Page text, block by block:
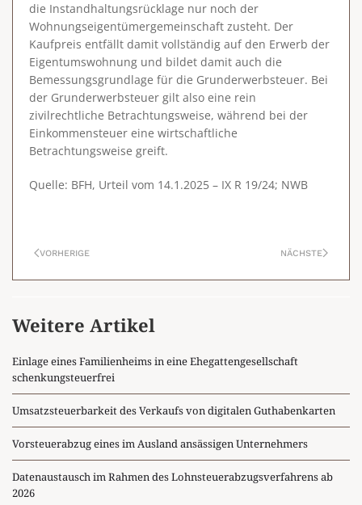
die Instandhaltungsrücklage nur noch der
Wohnungseigentümergemeinschaft zusteht. Der
Kaufpreis entfällt damit vollständig auf den Erwerb der
Eigentumswohnung und bildet damit auch die
Bemessungsgrundlage für die Grunderwerbsteuer. Bei
der Grunderwerbsteuer gilt also eine rein
zivilrechtliche Betrachtungsweise, während bei der
Einkommensteuer eine wirtschaftliche
Betrachtungsweise greift.
Quelle: BFH, Urteil vom 14.1.2025 – IX R 19/24; NWB
VORHERIGE NÄCHSTE
Weitere Artikel
Einlage eines Familienheims in eine Ehegattengesellschaft
schenkungsteuerfrei
Umsatzsteuerbarkeit des Verkaufs von digitalen Guthabenkarten
Vorsteuerabzug eines im Ausland ansässigen Unternehmers
Datenaustausch im Rahmen des Lohnsteuerabzugsverfahrens ab
2026